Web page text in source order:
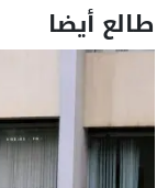
طالع أيضا